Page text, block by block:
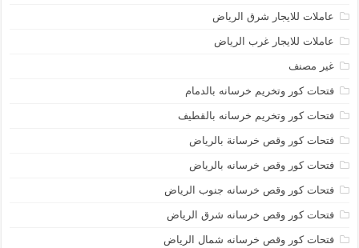
عاملات للايجار شرق الرياض
عاملات للايجار غرب الرياض
غير مصنف
فتحات كور وتخريم خرسانه بالدمام
فتحات كور وتخريم خرسانه بالقطيف
فتحات كور وقص خرسانة بالرياض
فتحات كور وقص خرسانه بالرياض
فتحات كور وقص خرسانه جنوب الرياض
فتحات كور وقص خرسانه شرق الرياض
فتحات كور وقص خرسانه شمال الرياض